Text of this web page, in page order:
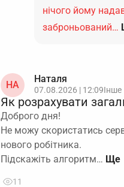
нічого йому
заброньований…
НА
Наталя
07.08.2026 | 12:09Інше
Як розрахувати
Доброго дня!
Не можу скористатись
нового робітника.
Підскажіть алгоритм…
11